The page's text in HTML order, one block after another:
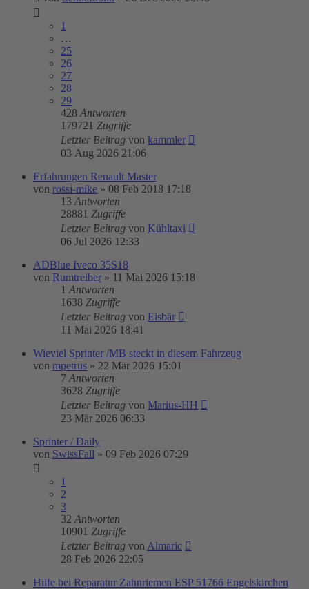
1
…
25
26
27
28
29
428 Antworten
179721 Zugriffe
Letzter Beitrag von kammler
03 Aug 2026 21:06
Erfahrungen Renault Master
von rossi-mike » 08 Feb 2018 17:18
13 Antworten
28881 Zugriffe
Letzter Beitrag von Kühltaxi
06 Jul 2026 12:33
ADBlue Iveco 35S18
von Rumtreiber » 11 Mai 2026 15:18
1 Antworten
1638 Zugriffe
Letzter Beitrag von Eisbär
11 Mai 2026 18:41
Wieviel Sprinter /MB steckt in diesem Fahrzeug
von mpetrus » 22 Mär 2026 15:01
7 Antworten
3628 Zugriffe
Letzter Beitrag von Marius-HH
23 Mär 2026 06:33
Sprinter / Daily
von SwissFall » 09 Feb 2026 07:29
1
2
3
32 Antworten
10901 Zugriffe
Letzter Beitrag von Almaric
28 Feb 2026 22:05
Hilfe bei Reparatur Zahnriemen ESP 51766 Engelskirchen